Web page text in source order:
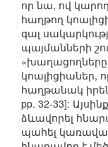
որ նա, ով
հաղթող
գալ
պայմանների
«խաղացողները
կոալիցիաներ,
հաղթանակ
pp. 32-33]:
ձևավորել
պահել